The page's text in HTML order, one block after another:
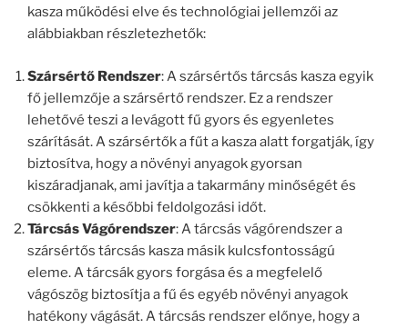
kasza működési elve és technológiai jellemzői az
alábbiakban részletezhetők:
Szársértő Rendszer: A szársértős tárcsás kasza egyik
fő jellemzője a szársértő rendszer. Ez a rendszer
lehetővé teszi a levágott fű gyors és egyenletes
szárítását. A szársértők a fűt a kasza alatt forgatják, így
biztosítva, hogy a növényi anyagok gyorsan
kiszáradjanak, ami javítja a takarmány minőségét és
csökkenti a későbbi feldolgozási időt.
Tárcsás Vágórendszer: A tárcsás vágórendszer a
szársértős tárcsás kasza másik kulcsfontosságú
eleme. A tárcsák gyors forgása és a megfelelő
vágószög biztosítja a fű és egyéb növényi anyagok
hatékony vágását. A tárcsás rendszer előnye, hogy a